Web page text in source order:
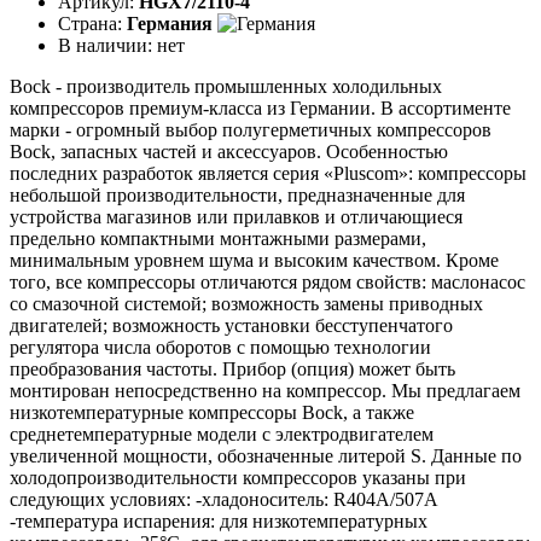
Страна: Германия
В наличии: нет
Bock - производитель промышленных холодильных
компрессоров премиум-класса из Германии. В ассортименте
марки - огромный выбор полугерметичных компрессоров
Bock, запасных частей и аксессуаров. Особенностью
последних разработок является серия «Pluscom»: компрессоры
небольшой производительности, предназначенные для
устройства магазинов или прилавков и отличающиеся
предельно компактными монтажными размерами,
минимальным уровнем шума и высоким качеством. Кроме
того, все компрессоры отличаются рядом свойств: маслонасос
со смазочной системой; возможность замены приводных
двигателей; возможность установки бесступенчатого
регулятора числа оборотов с помощью технологии
преобразования частоты. Прибор (опция) может быть
монтирован непосредственно на компрессор. Мы предлагаем
низкотемпературные компрессоры Bock, а также
среднетемпературные модели с электродвигателем
увеличенной мощности, обозначенные литерой S. Данные по
холодопроизводительности компрессоров указаны при
следующих условиях: -хладоноситель: R404A/507A
-температура испарения: для низкотемпературных